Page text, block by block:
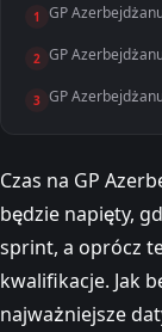
1 GP
2 GP
3 GP
Czas na GP
będzie napięty,
sprint, a oprócz
kwalifikacje. Jak
najważniejsze